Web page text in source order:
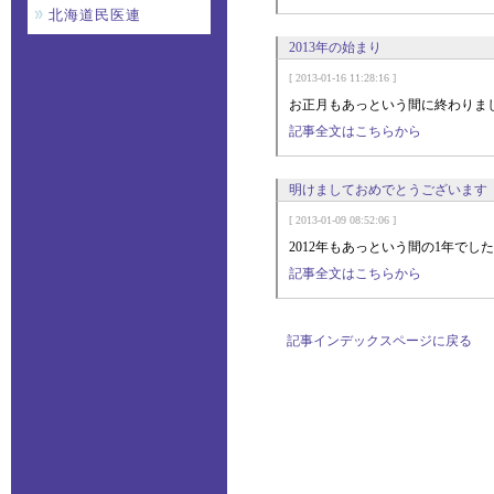
北海道民医連
2013年の始まり
[ 2013-01-16 11:28:16 ]
お正月もあっという間に終わりま
記事全文はこちらから
明けましておめでとうございます
[ 2013-01-09 08:52:06 ]
2012年もあっという間の1年でした
記事全文はこちらから
記事インデックスページに戻る